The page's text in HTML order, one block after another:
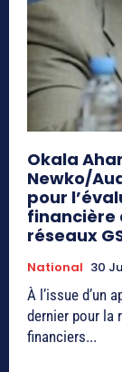
Okala
Newko/
pour
financière
réseaux
National 30
À l’issue d’un
dernier pour la
financiers...